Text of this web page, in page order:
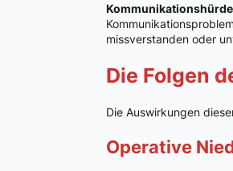
missverstanden oder
Die Folgen
Die Auswirkungen
Operative